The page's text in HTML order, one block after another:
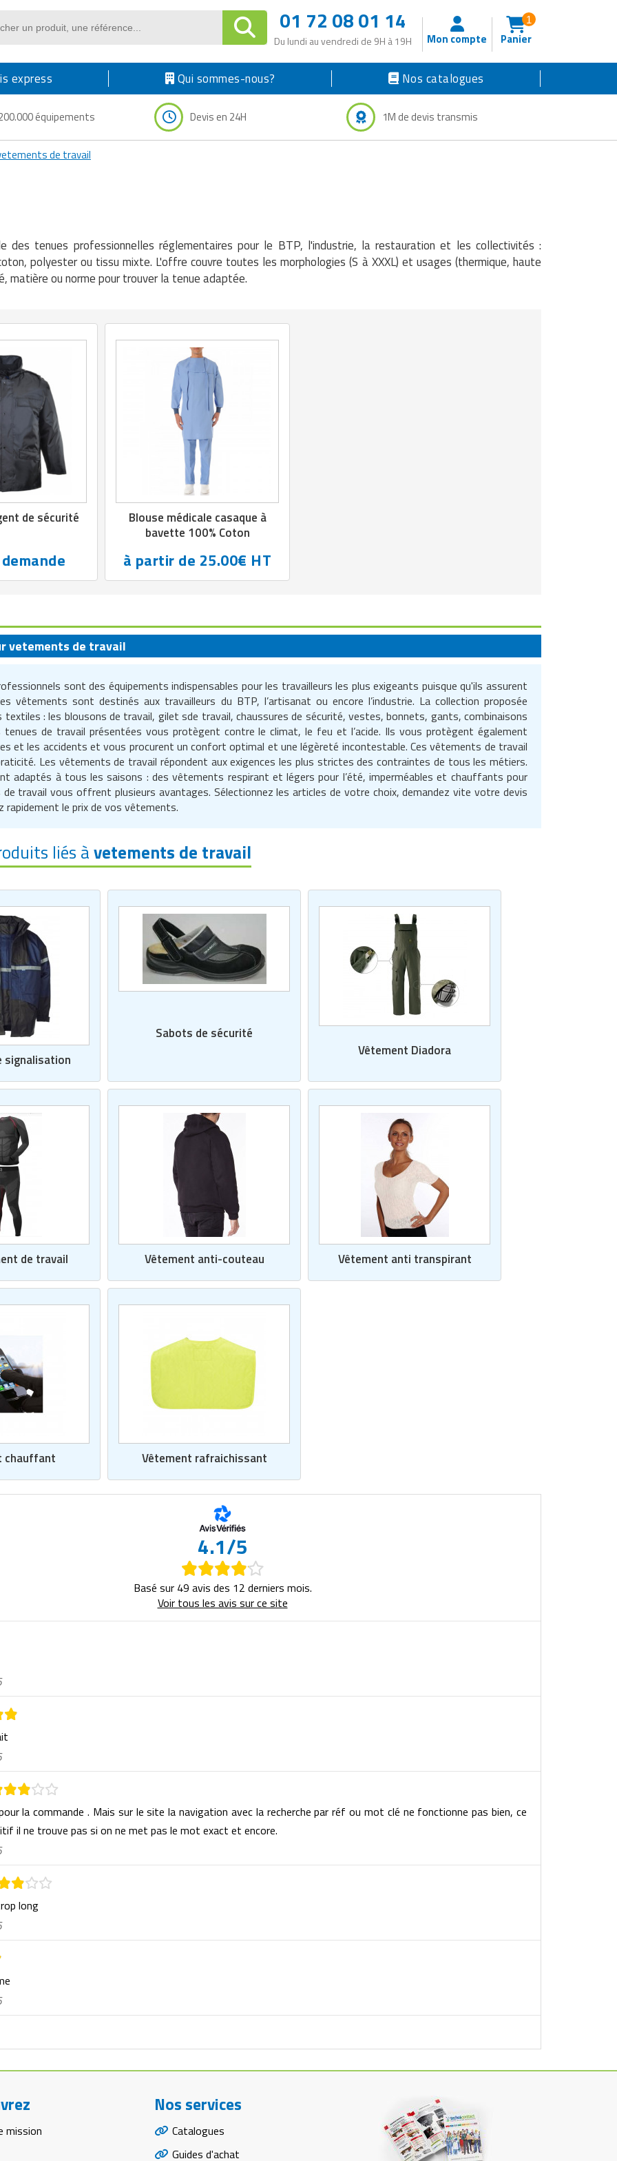
01 72 08 01 14
Du lundi au vendredi de 9H à 19H Mon compte Panier
1
express Qui sommes-nous? Nos catalogues
équipements Devis en 24H 1M de devis transmis
de travail
des tenues professionnelles réglementaires pour le BTP, l'industrie, la restauration et les collectivités :
polyester ou tissu mixte. L'offre couvre toutes les morphologies (S à XXXL) et usages (thermique, haute
matière ou norme pour trouver la tenue adaptée.
de sécurité
Blouse médicale casaque à
bavette 100% Coton
à partir de 25.00€ HT
vetements de travail
sont des équipements indispensables pour les travailleurs les plus exigeants puisque qu'ils assurent
vêtements sont destinés aux travailleurs du BTP, l’artisanat ou encore l’industrie. La collection proposée
textiles : les blousons de travail, gilet sde travail, chaussures de sécurité, vestes, bonnets, gants, combinaisons
de travail présentées vous protègent contre le climat, le feu et l’acide. Ils vous protègent également
et les accidents et vous procurent un confort optimal et une légèreté incontestable. Ces vêtements de travail
Les vêtements de travail répondent aux exigences les plus strictes des contraintes de tous les métiers.
adaptés à tous les saisons : des vêtements respirant et légers pour l’été, imperméables et chauffants pour
de travail vous offrent plusieurs avantages. Sélectionnez les articles de votre choix, demandez vite votre devis
le prix de vos vêtements.
liés àvetements de travail
signalisation
Sabots de sécurité
Vêtement Diadora
de travail Vêtement anti-couteau Vêtement anti transpirant
chauffant Vêtement rafraichissant
4.1/5
Basé sur 49 avis des 12 derniers mois.
Voir tous les avis sur ce site
la commande . Mais sur le site la navigation avec la recherche par réf ou mot clé ne fonctionne pas bien, ce
il ne trouve pas si on ne met pas le mot exact et encore.
long
mission
Nos services
Catalogues
Guides d'achat